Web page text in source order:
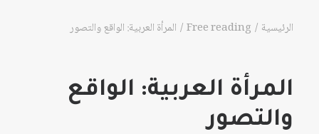
الرئيسية Free reading المرأة العربية: الواقع والتصور
المرأة العربية: الواقع
والتصور